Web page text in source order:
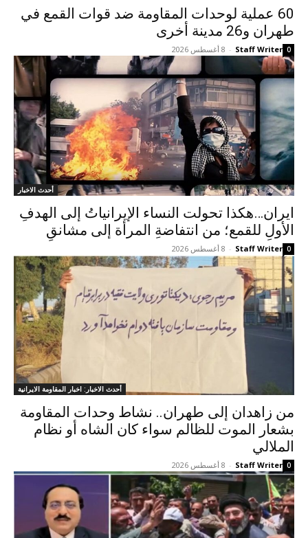
60 عملية لوحدات المقاومة ضد قوات القمع في
طهران و26 مدينة أخرى
Staff Writer
- 8 أغسطس 2026 0
أحدث الاخبار
ایران…هکذا تحولت النساء الإيرانياتُ إلى الهدفِ
الأولِ للقمع؛ من انتفاضةِ المرأة إلى مشانقِ
Staff Writer
- 8 أغسطس 2026 0
أحدث الاخبار: اخبار المقاومة الايرانية
من زاهدان إلى طهران.. نشاط وحدات المقاومة
بشعار الموت للظالم سواء كان الشاه أو نظام
الملالي
Staff Writer
- 8 أغسطس 2026 0